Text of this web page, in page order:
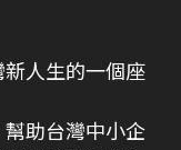
人生的一個座
助台灣中小企